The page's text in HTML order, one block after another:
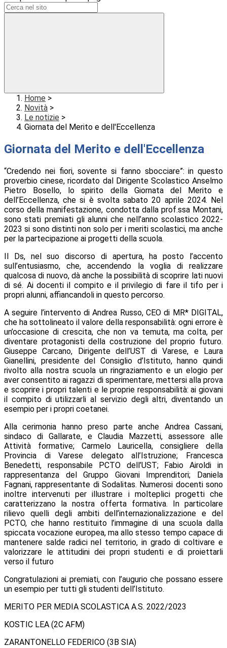
Home >
Novità >
Le notizie >
Giornata del Merito e dell'Eccellenza
Giornata del Merito e dell'Eccellenza
“Credendo nei fiori, sovente si fanno sbocciare”: in questo
proverbio cinese, ricordato dal Dirigente Scolastico Anselmo
Pietro Bosello, lo spirito della Giornata del Merito e
dell’Eccellenza, che si è svolta sabato 20 aprile 2024. Nel
corso della manifestazione, condotta dalla prof.ssa Montani,
sono stati premiati gli alunni che nell’anno scolastico 2022-
2023 si sono distinti non solo per i meriti scolastici, ma anche
per la partecipazione ai progetti della scuola.
Il Ds, nel suo discorso di apertura, ha posto l’accento
sull’entusiasmo, che, accendendo la voglia di realizzare
qualcosa di nuovo, dà anche la possibilità di scoprire lati nuovi
di sé. Ai docenti il compito e il privilegio di fare il tifo per i
propri alunni, affiancandoli in questo percorso.
A seguire l’intervento di Andrea Russo, CEO di MR* DIGITAL,
che ha sottolineato il valore della responsabilità: ogni errore è
un’occasione di crescita, che non va temuta, ma colta, per
diventare protagonisti della costruzione del proprio futuro.
Giuseppe Carcano, Dirigente dell’UST di Varese, e Laura
Gianellini, presidente del Consiglio d’Istituto, hanno quindi
rivolto alla nostra scuola un ringraziamento e un elogio per
aver consentito ai ragazzi di sperimentare, mettersi alla prova
e scoprire i propri talenti e le proprie responsabilità: ai giovani
il compito di utilizzarli al servizio degli altri, diventando un
esempio per i propri coetanei.
Alla cerimonia hanno preso parte anche Andrea Cassani,
sindaco di Gallarate, e Claudia Mazzetti, assessore alle
Attività formative; Carmelo Lauricella, consigliere della
Provincia di Varese delegato all’Istruzione; Francesca
Benedetti, responsabile PCTO dell’UST; Fabio Airoldi in
rappresentanza del Gruppo Giovani Imprenditori; Daniela
Fagnani, rappresentante di Sodalitas. Numerosi docenti sono
inoltre intervenuti per illustrare i molteplici progetti che
caratterizzano la nostra offerta formativa. In particolare
rilievo quelli degli ambiti dell’internazionalizzazione e del
PCTO, che hanno restituito l’immagine di una scuola dalla
spiccata vocazione europea, ma allo stesso tempo capace di
mantenere salde radici nel territorio, in grado di coltivare e
valorizzare le attitudini dei propri studenti e di proiettarli
verso il futuro
Congratulazioni ai premiati, con l’augurio che possano essere
un esempio per tutti gli studenti dell’Istituto.
MERITO PER MEDIA SCOLASTICA A.S. 2022/2023
KOSTIC LEA (2C AFM)
ZARANTONELLO FEDERICO (3B SIA)